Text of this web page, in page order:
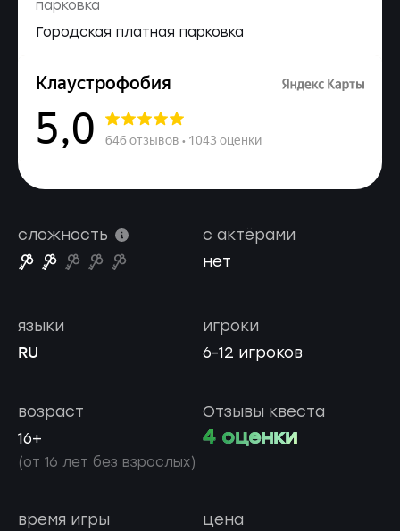
парковка
Городская платная парковка
сложность
с актёрами
нет
игроки
6-12 игроков
языки
RU
возраст
16+
(от 16 лет без взрослых)
Отзывы квеста
4 оценки
время игры цена